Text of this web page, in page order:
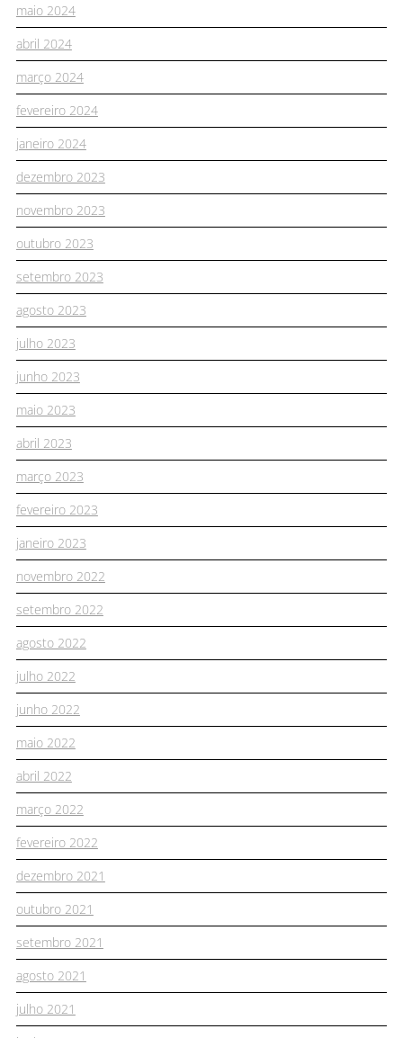
maio 2024
abril 2024
março 2024
fevereiro 2024
janeiro 2024
dezembro 2023
novembro 2023
outubro 2023
setembro 2023
agosto 2023
julho 2023
junho 2023
maio 2023
abril 2023
março 2023
fevereiro 2023
janeiro 2023
novembro 2022
setembro 2022
agosto 2022
julho 2022
junho 2022
maio 2022
abril 2022
março 2022
fevereiro 2022
dezembro 2021
outubro 2021
setembro 2021
agosto 2021
julho 2021